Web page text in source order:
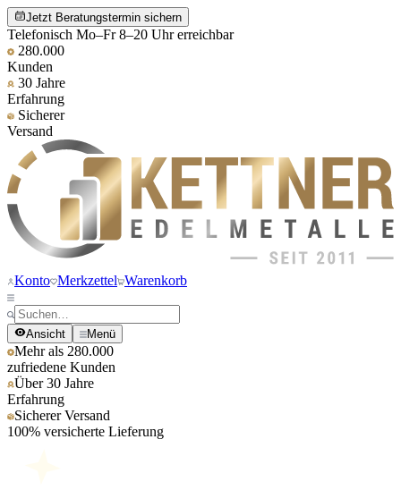
Jetzt Beratungstermin sichern
Telefonisch Mo–Fr 8–20 Uhr erreichbar
280.000
Kunden
30 Jahre
Erfahrung
Sicherer
Versand
Konto Merkzettel Warenkorb
Ansicht Menü
Mehr als 280.000
zufriedene Kunden
Über 30 Jahre
Erfahrung
Sicherer Versand
100% versicherte Lieferung